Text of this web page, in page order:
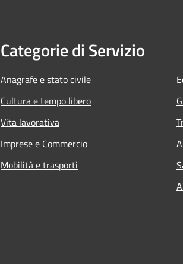
Categorie di Servizio
Anagrafe e stato civile
Cultura e tempo libero
Vita lavorativa
Imprese e Commercio
Mobilità e trasporti